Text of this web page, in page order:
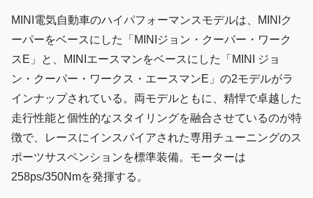
MINI電気自動車のハイパフォーマンスモデルは、MINIク
ーパーをベースにした「MINIジョン・クーパー・ワーク
スE」と、MINIエースマンをベースにした「MINI ジョ
ン・クーパー・ワークス・エースマンE」の2モデルがラ
インナップされている。両モデルともに、精悍で卓越した
走行性能と個性的なスタイリングを融合させているのが特
徴で、レースにインスパイアされた専用チューニングのス
ポーツサスペンションを標準装備。モーターは
258ps/350Nmを発揮する。